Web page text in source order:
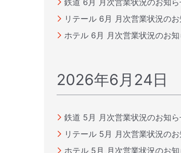
鉄道 6月 月次営業状況のお知
リテール 6月 月次営業状況の
ホテル 6月 月次営業状況のお
2026年6月24日
鉄道 5月 月次営業状況のお知
リテール 5月 月次営業状況の
ホテル 5月 月次営業状況のお